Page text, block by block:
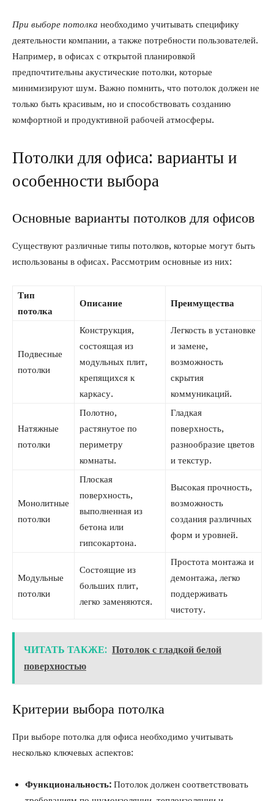
При выборе потолка необходимо учитывать специфику
деятельности компании, а также потребности пользователей.
Например, в офисах с открытой планировкой
предпочтительны акустические потолки, которые
минимизируют шум. Важно помнить, что потолок должен не
только быть красивым, но и способствовать созданию
комфортной и продуктивной рабочей атмосферы.
Потолки для офиса: варианты и
особенности выбора
Основные варианты потолков для офисов
Существуют различные типы потолков, которые могут быть
использованы в офисах. Рассмотрим основные из них:
Тип
потолка
Описание Преимущества
Подвесные
потолки
Конструкция,
состоящая из
модульных плит,
крепящихся к
каркасу.
Легкость в установке
и замене,
возможность
скрытия
коммуникаций.
Натяжные
потолки
Полотно,
растянутое по
периметру
комнаты.
Гладкая
поверхность,
разнообразие цветов
и текстур.
Монолитные
потолки
Плоская
поверхность,
выполненная из
бетона или
гипсокартона.
Высокая прочность,
возможность
создания различных
форм и уровней.
Модульные
потолки
Состоящие из
больших плит,
легко заменяются.
Простота монтажа и
демонтажа, легко
поддерживать
чистоту.
ЧИТАТЬ ТАКЖЕ: Потолок с гладкой белой
поверхностью
Критерии выбора потолка
При выборе потолка для офиса необходимо учитывать
несколько ключевых аспектов:
Функциональность: Потолок должен соответствовать